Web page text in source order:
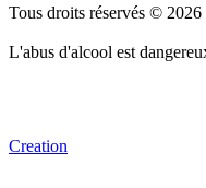
Tous droits réservés © 2026
L'abus d'alcool est
Creation